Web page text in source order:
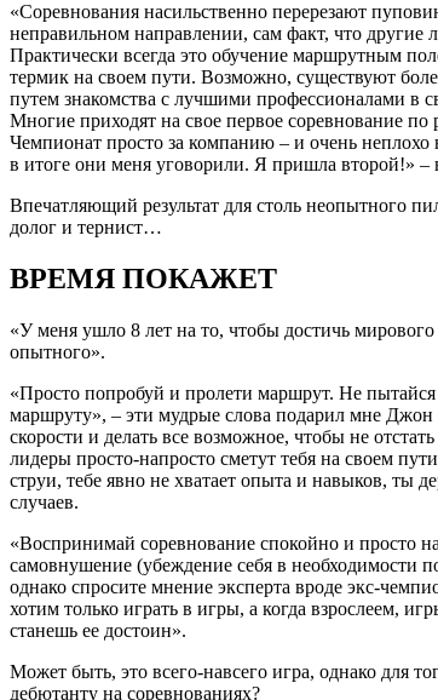
«Соревнования насильственно перерезают
неправильном направлении, сам факт, что другие
Практически всегда это обучение маршрутным
термик на своем пути. Возможно, существуют
путем знакомства с лучшими профессионалами в
Многие приходят на свое первое соревнование
Чемпионат просто за компанию – и очень
в итоге они меня уговорили. Я пришла второй!» –
Впечатляющий результат для столь неопытного
долог и тернист…
ВРЕМЯ ПОКАЖЕТ
«У меня ушло 8 лет на то, чтобы достичь
опытного».
«Просто попробуй и пролети маршрут. Не
маршруту», – эти мудрые слова подарил мне Джон
скорости и делать все возможное, чтобы не
лидеры просто-напросто сметут тебя на своем
струи, тебе явно не хватает опыта и навыков, ты
случаев.
«Воспринимай соревнование спокойно и просто
самовнушение (убеждение себя в необходимости
однако спросите мнение эксперта вроде экс-
хотим только играть в игры, а когда взрослеем,
станешь ее достоин».
Может быть, это всего-навсего игра, однако для
дебютанту на соревнованиях?